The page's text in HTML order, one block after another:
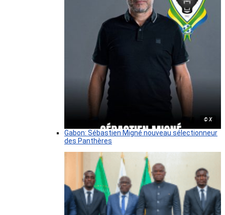
© X
Gabon: Sébastien Migné nouveau sélectionneur
des Panthères